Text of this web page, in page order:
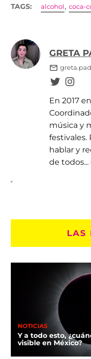
TAGS: alcohol ,coca-
GRETA
En 2017
música y
festivales.
hablar y
de todos...
LAS
NOTICIAS
Y a todo esto,
visible en México?